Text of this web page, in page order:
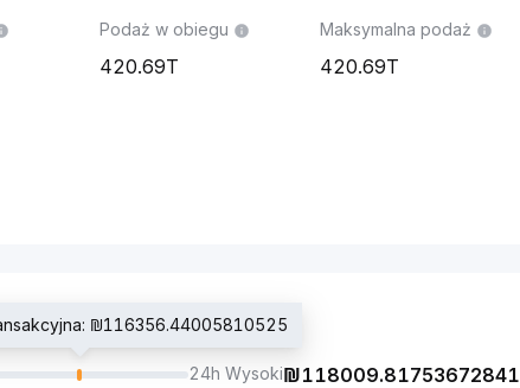
Podaż w obiegu
420.69T
Maksymalna podaż
420.69T
₪116356.44005810525
24h Wysoki₪118009.81753672841